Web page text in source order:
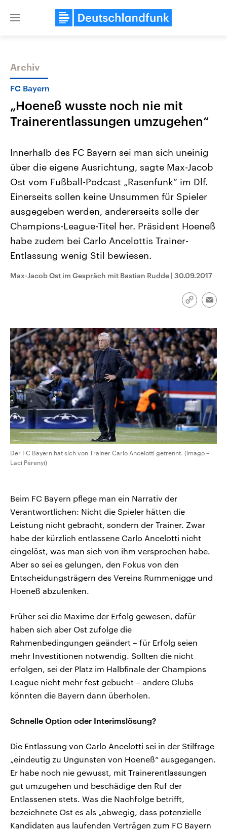
Close
Themen
Landtagswahl Sachsen-Anhalt
2026
Alle Informationen
Sachsen-Anhalt wählt am 6.
September 2026 einen neuen
Landtag. Seit 2021 wird das
Bundesland von einer Koalition aus
CDU, SPD und FDP regiert.-
Umfragen, Prognosen,
Wahlprogramme, aktuelle Berichte
und Hintergründe zu den Parteien
Wahl.
Aktuelle Beiträge,
Hintergründe
Wirtschaftlich und
gehören die Vereinigten
den mächtigsten Ländern
mit großem Einfluss auf
Sendungen Programm Podcasts
Archiv
FC Bayern
„Hoeneß wusste noch nie mit
Trainerentlassungen umzugehen“
Innerhalb des FC Bayern sei man sich uneinig
über die eigene Ausrichtung, sagte Max-Jacob
Ost vom Fußball-Podcast „Rasenfunk“ im Dlf.
Einerseits sollen keine Unsummen für Spieler
ausgegeben werden, andererseits solle der
Champions-League-Titel her. Präsident Hoeneß
habe zudem bei Carlo Ancelottis Trainer-
Entlassung wenig Stil bewiesen.
Max-Jacob Ost im Gespräch mit Bastian Rudde | 30.09.2017
Link
Der FC Bayern hat sich von Trainer Carlo Ancelotti getrennt. (imago –
Laci Perenyi)
Beim FC Bayern pflege man ein Narrativ der
Verantwortlichen: Nicht die Spieler hätten die
Leistung nicht gebracht, sondern der Trainer. Zwar
habe der kürzlich entlassene Carlo Ancelotti nicht
eingelöst, was man sich von ihm versprochen habe.
Aber so sei es gelungen, den Fokus von den
Entscheidungsträgern des Vereins Rummenigge und
Hoeneß abzulenken.
Früher sei die Maxime der Erfolg gewesen, dafür
haben sich aber Ost zufolge die
Rahmenbedingungen geändert – für Erfolg seien
mehr Investitionen notwendig. Sollten die nicht
erfolgen, sei der Platz im Halbfinale der Champions
League nicht mehr fest gebucht – andere Clubs
könnten die Bayern dann überholen.
Schnelle Option oder Interimslösung?
Die Entlassung von Carlo Ancelotti sei in der Stilfrage
„eindeutig zu Ungunsten von Hoeneß“ ausgegangen.
Er habe noch nie gewusst, mit Trainerentlassungen
gut umzugehen und beschädige den Ruf der
Entlassenen stets. Was die Nachfolge betrifft,
bezeichnete Ost es als „abwegig, dass potenzielle
Kandidaten aus laufenden Verträgen zum FC Bayern